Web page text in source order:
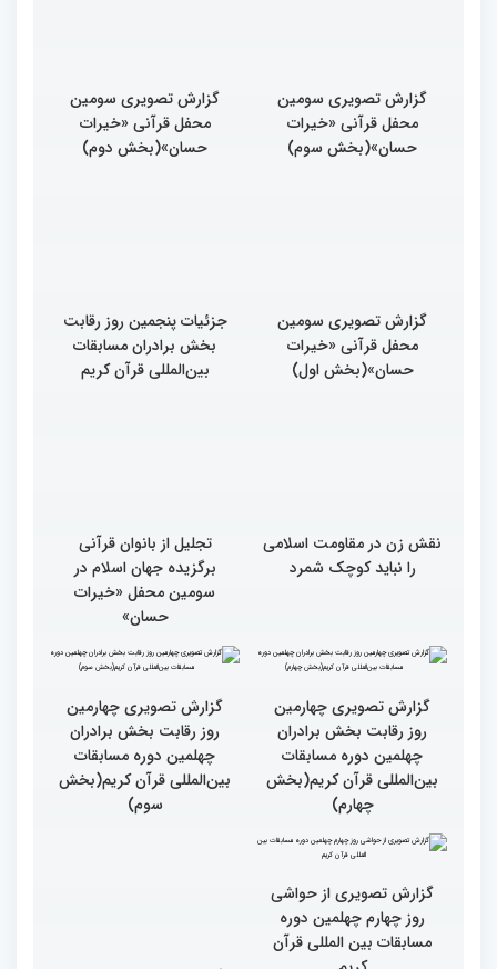
را نباید کوچک شمرد
تجلیل از بانوان قرآنی
برگزیده جهان اسلام در
سومین محفل «خیرات
حسان»
روز رقابت بخش برادران
چهلمین دوره مسابقات
بین‌المللی قرآن کریم(بخش
گزارش تصویری چهارمین
روز رقابت بخش برادران